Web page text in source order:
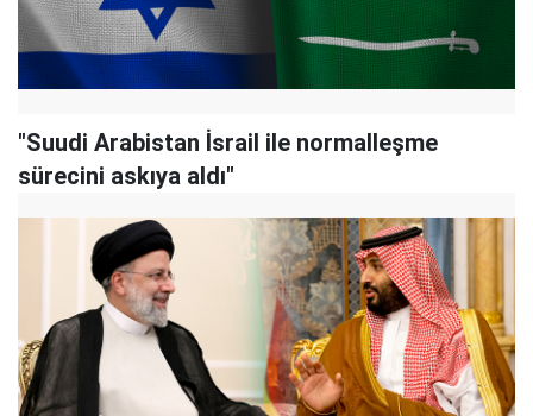
"Suudi Arabistan İsrail ile normalleşme
sürecini askıya aldı"